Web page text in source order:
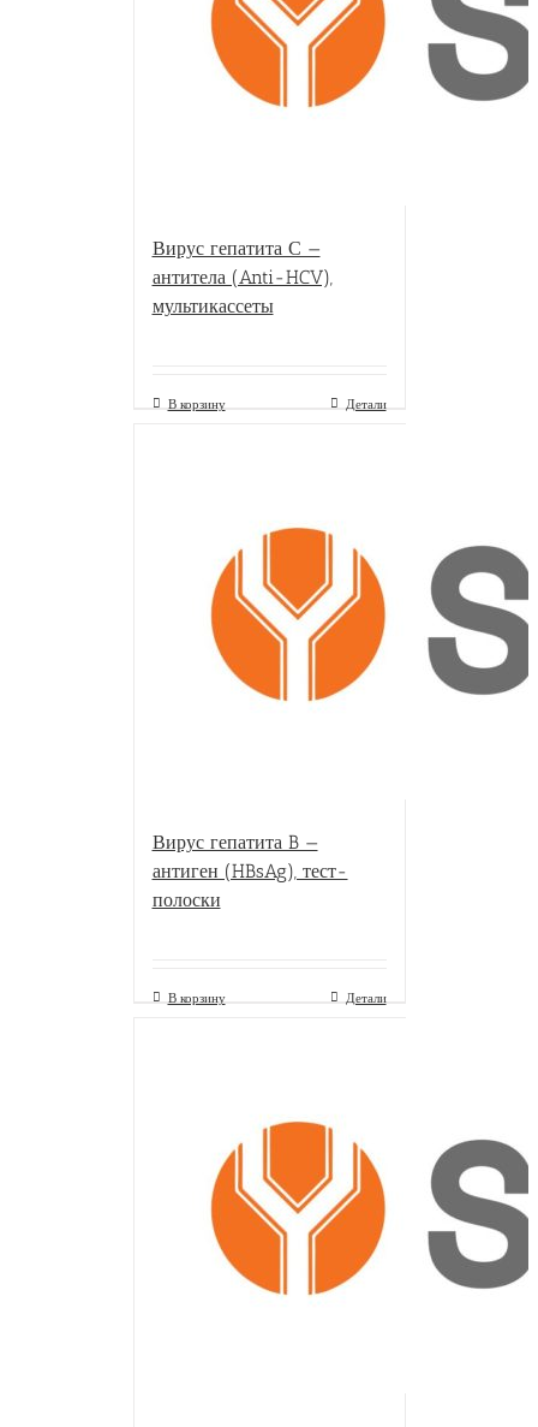
Вирус гепатита С —
антитела (Anti-HCV),
мультикассеты
В корзину Детали
Вирус гепатита B —
антиген (HBsAg), тест-
полоски
В корзину Детали